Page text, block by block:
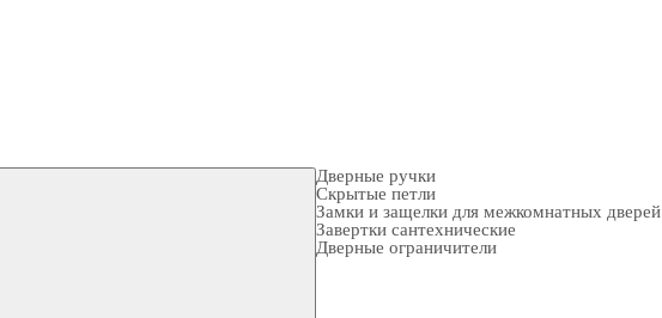
Дверные ручки
Скрытые петли
Замки и защелки для межкомнатных дверей
Завертки сантехнические
Дверные ограничители